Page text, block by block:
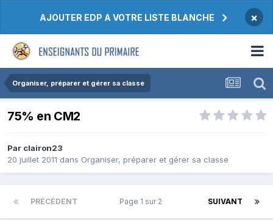
AJOUTER EDP A VOTRE LISTE BLANCHE ×
Organiser, préparer et gérer sa classe
75% en CM2
Par clairon23
20 juillet 2011 dans Organiser, préparer et gérer sa classe
PRÉCÉDENT SUIVANT
Page 1 sur 2